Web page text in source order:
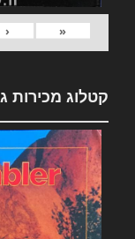
«
‹
קטלוג מכירות ג'יפ